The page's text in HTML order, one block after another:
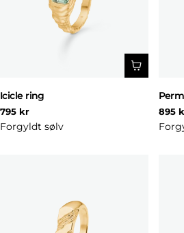
Icicle ring
Normal
pris
795 kr
Forgyldt sølv
pris
895